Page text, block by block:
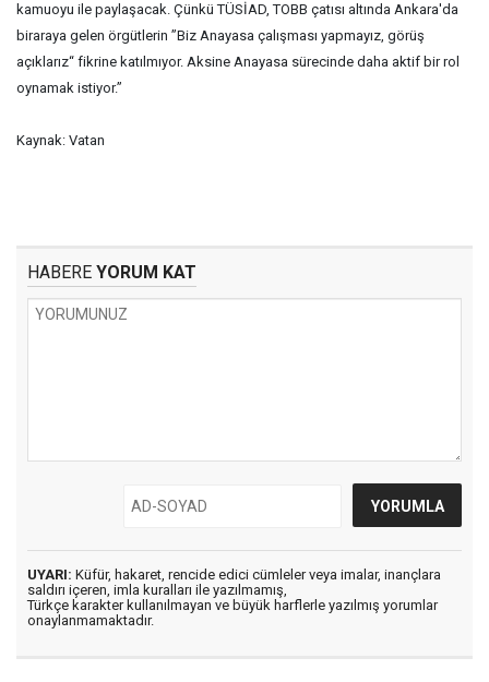
kamuoyu ile paylaşacak. Çünkü TÜSİAD, TOBB çatısı altında Ankara'da
biraraya gelen örgütlerin ”Biz Anayasa çalışması yapmayız, görüş
açıklarız“ fikrine katılmıyor. Aksine Anayasa sürecinde daha aktif bir rol
oynamak istiyor.”
Kaynak: Vatan
HABERE YORUM KAT
UYARI: Küfür, hakaret, rencide edici cümleler veya imalar, inançlara
saldırı içeren, imla kuralları ile yazılmamış,
Türkçe karakter kullanılmayan ve büyük harflerle yazılmış yorumlar
onaylanmamaktadır.